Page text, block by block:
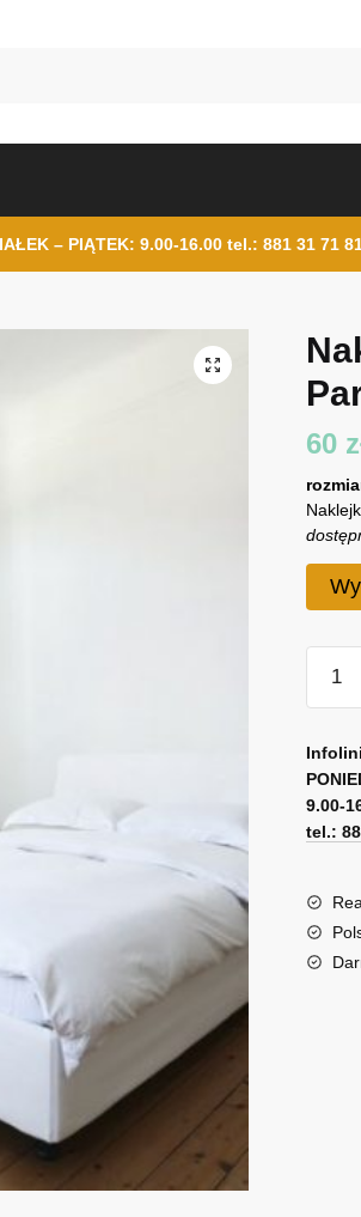
– PIĄTEK: 9.00-16.00 tel.: 881 31 71
60
I
love
Paris
9.00-
tel.: